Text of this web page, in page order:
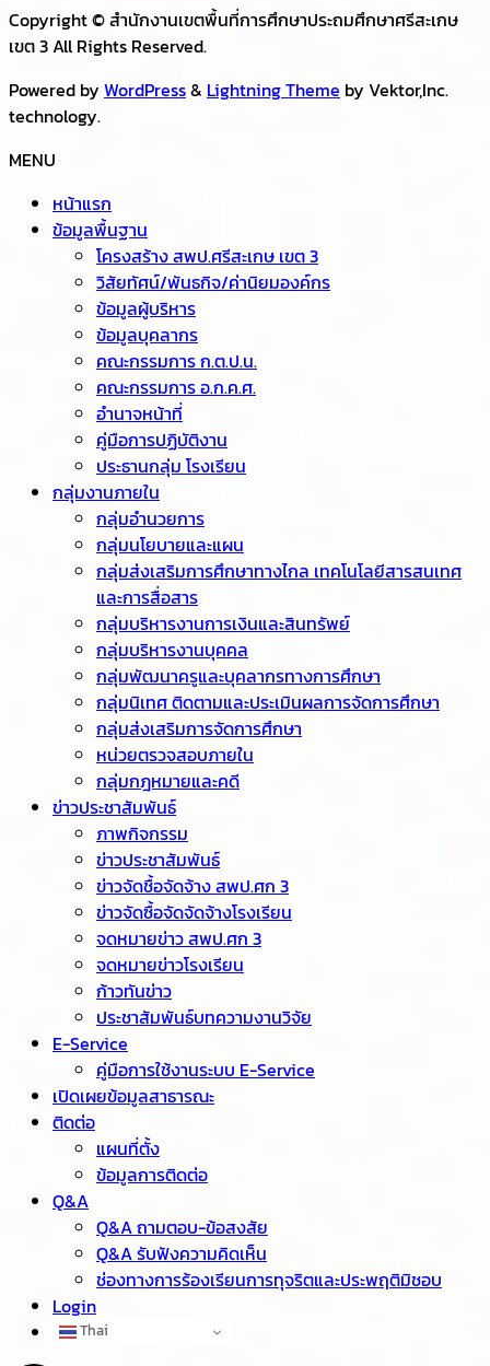
Copyright © สำนักงานเขตพื้นที่การศึกษาประถมศึกษาศรีสะเกษ
เขต 3 All Rights Reserved.
Powered by WordPress& Lightning Theme by Vektor,Inc.
technology.
MENU
หน้าแรก
ข้อมูลพื้นฐาน
โครงสร้าง สพป.ศรีสะเกษ เขต 3
วิสัยทัศน์/พันธกิจ/ค่านิยมองค์กร
ข้อมูลผู้บริหาร
ข้อมูลบุคลากร
คณะกรรมการ ก.ต.ป.น.
คณะกรรมการ อ.ก.ค.ศ.
อำนาจหน้าที่
คู่มือการปฏิบัติงาน
ประธานกลุ่ม โรงเรียน
กลุ่มงานภายใน
กลุ่มอำนวยการ
กลุ่มนโยบายและแผน
กลุ่มส่งเสริมการศึกษาทางไกล เทคโนโลยีสารสนเทศ
และการสื่อสาร
กลุ่มบริหารงานการเงินและสินทรัพย์
กลุ่มบริหารงานบุคคล
กลุ่มพัฒนาครูและบุคลากรทางการศึกษา
กลุ่มนิเทศ ติดตามและประเมินผลการจัดการศึกษา
กลุ่มส่งเสริมการจัดการศึกษา
หน่วยตรวจสอบภายใน
กลุ่มกฎหมายและคดี
ข่าวประชาสัมพันธ์
ภาพกิจกรรม
ข่าวประชาสัมพันธ์
ข่าวจัดชื้อจัดจ้าง สพป.ศก 3
ข่าวจัดซื้อจัดจัดจ้างโรงเรียน
จดหมายข่าว สพป.ศก 3
จดหมายข่าวโรงเรียน
ก้าวทันข่าว
ประชาสัมพันธ์บทความงานวิจัย
E-Service
คู่มือการใช้งานระบบ E-Service
เปิดเผยข้อมูลสาธารณะ
ติดต่อ
แผนที่ตั้ง
ข้อมูลการติดต่อ
Q&A
Q&A ถามตอบ-ข้อสงสัย
Q&A รับฟังความคิดเห็น
ช่องทางการร้องเรียนการทุจริตและประพฤติมิชอบ
Login
Thai